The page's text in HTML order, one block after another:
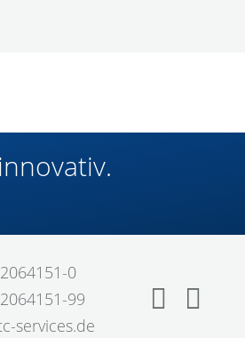
0
99
services.de